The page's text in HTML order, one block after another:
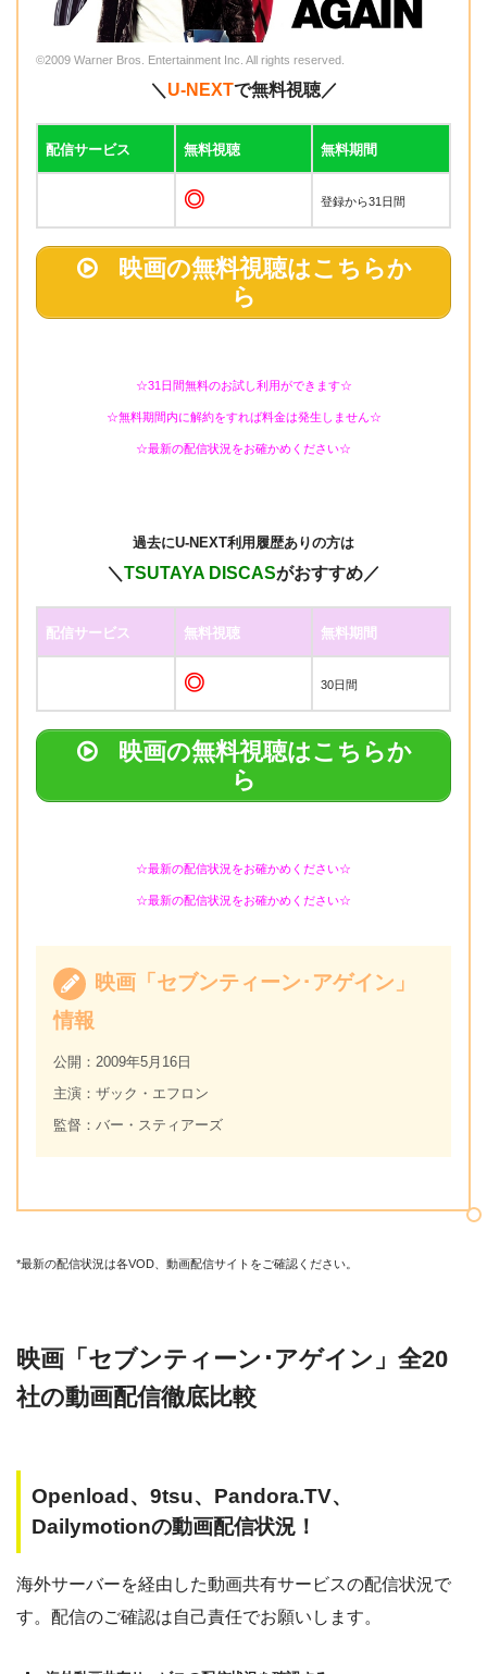
©2009 Warner Bros. Entertainment Inc. All rights reserved.
＼ U-NEXTで無料視聴／
配信サービス 無料視聴 無料期間
◎ 登録から31日間
映画の無料視聴はこちらか
ら
☆31日間無料のお試し利用ができます☆
☆無料期間内に解約をすれば料金は発生しません☆
☆最新の配信状況をお確かめください☆
過去にU-NEXT利用履歴ありの方は
＼TSUTAYA DISCASがおすすめ／
配信サービス 無料視聴 無料期間
◎ 30日間
映画の無料視聴はこちらか
ら
☆最新の配信状況をお確かめください☆
☆最新の配信状況をお確かめください☆
映画「セブンティーン･アゲイン」
情報
公開：2009年5月16日
主演：ザック・エフロン
監督：バー・スティアーズ
*最新の配信状況は各VOD、動画配信サイトをご確認ください。
映画「セブンティーン･アゲイン」全20
社の動画配信徹底比較
Openload、9tsu、Pandora.TV、
Dailymotionの動画配信状況！
海外サーバーを経由した動画共有サービスの配信状況で
す。配信のご確認は自己責任でお願いします。